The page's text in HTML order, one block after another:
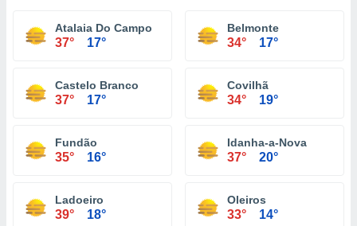
Atalaia Do Campo
37° 17°
Belmonte
34° 17°
Castelo Branco
37° 17°
Covilhã
34° 19°
Fundão
35° 16°
Idanha-a-Nova
37° 20°
Ladoeiro
39° 18°
Oleiros
33° 14°